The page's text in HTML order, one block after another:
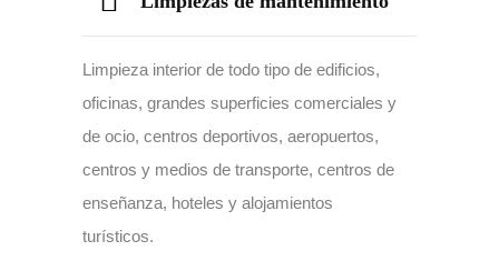
Limpieza interior de todo tipo de edificios,
oficinas, grandes superficies comerciales y
de ocio, centros deportivos, aeropuertos,
centros y medios de transporte, centros de
enseñanza, hoteles y alojamientos
turísticos.